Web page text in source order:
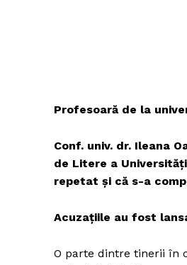
Profesoară de la
Conf. univ. dr. Ileana
de Litere a
repetat şi că s-a
Acuzaţiile au fost
O parte dintre tinerii în